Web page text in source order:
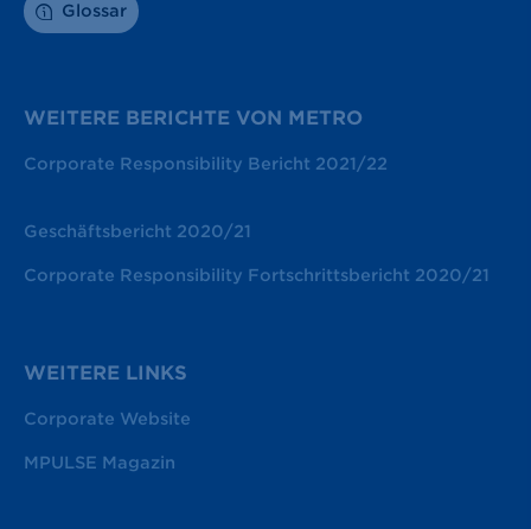
Glossar
WEITERE BERICHTE VON METRO
Corporate Responsibility Bericht 2021/22
Geschäftsbericht 2020/21
Corporate Responsibility Fortschrittsbericht 2020/21
WEITERE LINKS
Corporate Website
MPULSE Magazin